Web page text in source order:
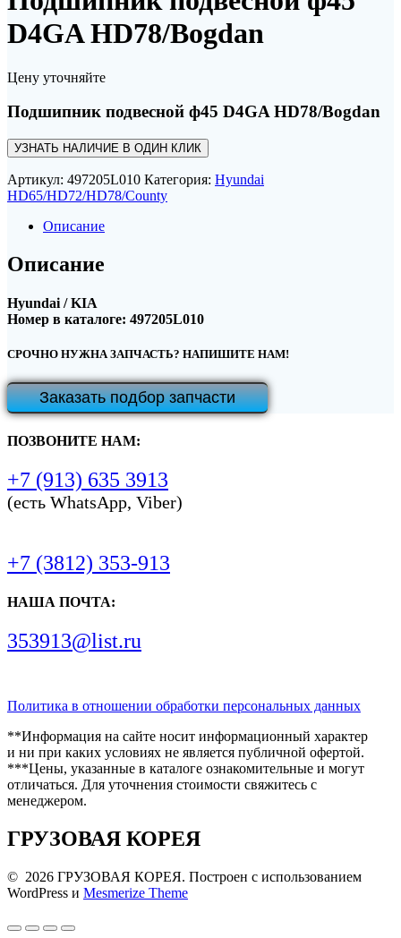
D4GA HD78/Bogdan
Цену уточняйте
Подшипник подвесной ф45 D4GA HD78/Bogdan
УЗНАТЬ НАЛИЧИЕ В ОДИН КЛИК
Артикул: 497205L010 Категория: Hyundai
HD65/HD72/HD78/County
Описание
Описание
Hyundai / KIA
Номер в каталоге: 497205L010
СРОЧНО НУЖНА ЗАПЧАСТЬ? НАПИШИТЕ НАМ!
Заказать подбор запчасти
ПОЗВОНИТЕ НАМ:
+7 (913) 635 3913
(есть WhatsApp, Viber)
+7 (3812) 353-913
НАША ПОЧТА:
353913@list.ru
Политика в отношении обработки персональных данных
**Информация на сайте носит информационный характер
и ни при каких условиях не является публичной офертой.
***Цены, указанные в каталоге ознакомительные и могут
отличаться. Для уточнения стоимости свяжитесь с
менеджером.
ГРУЗОВАЯ КОРЕЯ
© 2026 ГРУЗОВАЯ КОРЕЯ. Построен с использованием
WordPress и Mesmerize Theme